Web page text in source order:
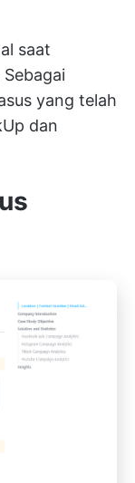
saat
yang telah
dan